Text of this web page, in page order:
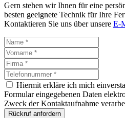
Gern stehen wir Ihnen für eine
besten geeignete Technik für Ihre
Kontaktieren Sie uns über unsere E-
Hiermit erkläre ich mich
Formular eingegebenen Daten
Zweck der Kontaktaufnahme
Rückruf anfordern